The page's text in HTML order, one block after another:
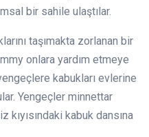
bir sahile ulaştılar.
taşımakta zorlanan bir
onlara yardım etmeye
kabukları evlerine
Yengeçler minnettar
kabuk dansına